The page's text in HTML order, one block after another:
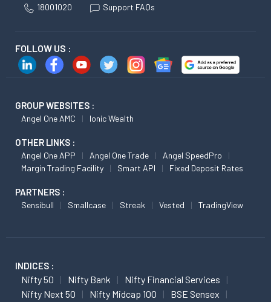
18001020 Support FAQs
FOLLOW US :
GROUP WEBSITES :
Angel One AMC Ionic Wealth
OTHER LINKS :
Angel One APP Angel One Trade
Angel SpeedPro
Margin Trading Facility
Smart API Fixed Deposit Rates
PARTNERS :
Sensibull Smallcase Streak Vested TradingView
INDICES :
Nifty 50 Nifty Bank
Nifty Financial Services
Nifty Next 50
Nifty Midcap 100
BSE Sensex